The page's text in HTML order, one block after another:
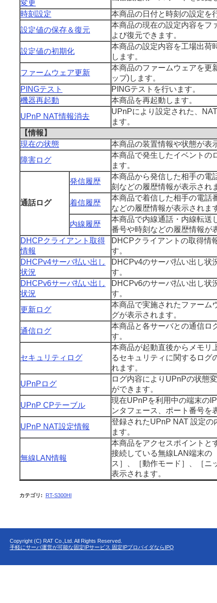
変更
時刻設定
本商品の日付と時刻の設定を
設定値の保存＆復元
本商品の現在の設定内容をフ
よび復元できます。
設定値の初期化
本商品の設定内容を工場出荷
します。
ファームウェア更新
本商品のファームウェアを更
ップ)します。
PINGテスト
PINGテストを行います。
機器再起動
本商品を再起動します。
UPnP NAT情報消去
UPnPにより設定された、
ます。
【情報】
現在の状態
本商品の装置情報や状態が表
障害ログ
本商品で発生したイベントの
ます。
通話ログ
発信履歴
本商品から発信した相手の電
刻などの履歴情報が表示され
着信履歴
本商品で着信した相手の電話
などの履歴情報が表示されま
内線履歴
本商品で内線通話・内線転送
番号や時刻などの履歴情報が
DHCPクライアント取得
情報
DHCPクライアントの取得情
す。
DHCPv4サーバ払い出し
状況
DHCPv4のサーバ払い出し状
す。
DHCPv6サーバ払い出し
状況
DHCPv6のサーバ払い出し状
す。
更新ログ
本商品で実施されたファーム
グが表示されます。
通信ログ
本商品と各サーバとの通信ロ
す。
セキュリティログ
本商品が起動直後からメモリ
るセキュリティに関するログ
れます。
UPnPログ
ログ内容によりUPnPの状態
ができます。
UPnP CPテーブル
現在UPnPを利用中の端末の
ンタフェース、ポート番号を
UPnP NAT設定情報
登録されたUPnP NAT 設定の
ます。
無線LAN情報
本商品をアクセスポイントと
接続している無線LAN端末の
ス］、［動作モード］、［ニ
表示されます。
カテゴリ : RT-S300HI
Copyright (C) RAT Co.,Ltd. All Rights Reserved.
手軽にサーバ運営が可能な固定IPサービス 固定IPプロバイダならIPQ